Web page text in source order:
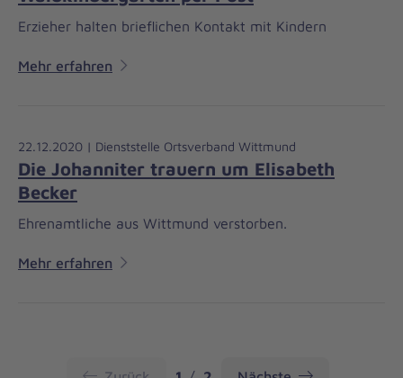
Erzieher halten brieflichen Kontakt mit Kindern
Mehr erfahren
22.12.2020 | Dienststelle Ortsverband Wittmund
Die Johanniter trauern um Elisabeth
Becker
Ehrenamtliche aus Wittmund verstorben.
Mehr erfahren